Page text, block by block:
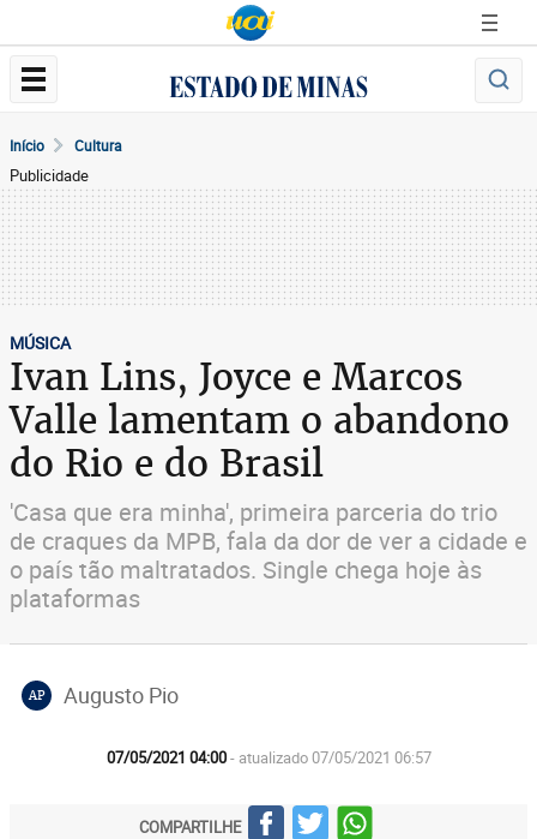
Início Cultura
Publicidade
MÚSICA
Ivan Lins, Joyce e Marcos
Valle lamentam o abandono
do Rio e do Brasil
'Casa que era minha', primeira parceria do trio
de craques da MPB, fala da dor de ver a cidade e
o país tão maltratados. Single chega hoje às
plataformas
AP Augusto Pio
07/05/2021 04:00- atualizado 07/05/2021 06:57
COMPARTILHE